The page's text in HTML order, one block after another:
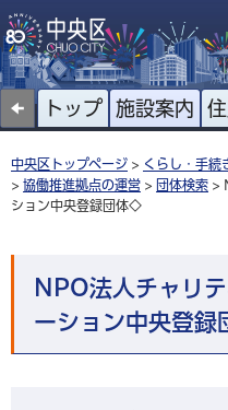
トップ 施設案内
中央区トップページ > くらし・手続
> 協働推進拠点の運営 > 団体検索 >
ション中央登録団体◇
NPO法人チャリ
ーション中央登